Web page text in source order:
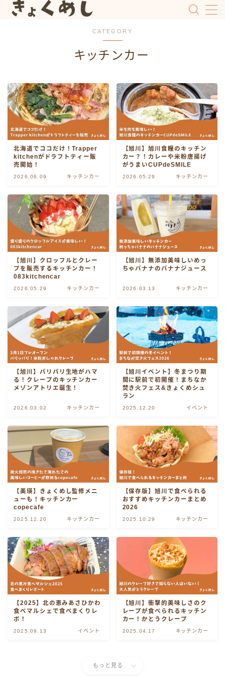
旭川駅前
中心部エリア
キッチンカー
上川
北門・旭町・大町
忠和
春光・春光台
東光・豊岡
東旭川
永山
神楽・神居・神楽岡
緑町・錦町
東川・東神楽
美瑛・富良野
滝川・深川
江丹別
CATEGORY
キッチンカー
北海道でココだけ！Trapper
kitchenがドラフトティー販
売開始！
2026.06.09 キッチンカー
【旭川】旭川食糧のキッチン
カー？！カレーや米粉唐揚げ
がうまいCUPdeSMILE
2026.05.29 キッチンカー
【旭川】クロッフルとクレー
プを販売するキッチンカー！
083kitchencar
2026.05.29 キッチンカー
【旭川】無添加美味しいめっ
ちゃバナナのバナナジュース
2026.03.13 キッチンカー
【旭川】パリパリ生地がハマ
る！クレープのキッチンカー
メゾンアトリエ誕生！
2026.03.02 キッチンカー
【旭川イベント】冬まつり期
間に駅前で初開催！まちなか
焚き火フェス&きょくめシュ
ラン
2025.12.20 イベント
【美瑛】きょくめし監修メニ
ューも！キッチンカー
copecafe
2025.12.20 キッチンカー
【保存版】旭川で食べられる
おすすめキッチンカーまとめ
2026
2025.10.29 キッチンカー
【2025】北の恵みあさひかわ
食べマルシェで食べまくりレ
ポ！
2025.09.13 イベント
【旭川】衝撃的美味しさのク
レープが食べられるキッチン
カー！かとうクレープ
2025.04.17 キッチンカー
もっと見る